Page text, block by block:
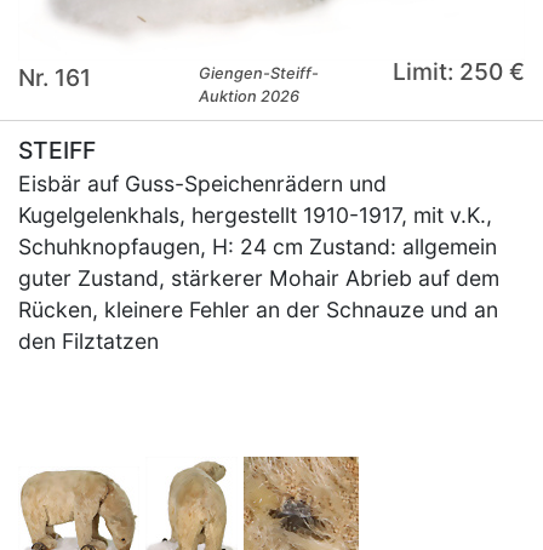
Nr. 161
Giengen-Steiff-
Auktion 2026
Limit: 250 €
STEIFF
Eisbär auf Guss-Speichenrädern und
Kugelgelenkhals, hergestellt 1910-1917, mit v.K.,
Schuhknopfaugen, H: 24 cm Zustand: allgemein
guter Zustand, stärkerer Mohair Abrieb auf dem
Rücken, kleinere Fehler an der Schnauze und an
den Filztatzen